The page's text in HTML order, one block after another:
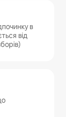
в
від